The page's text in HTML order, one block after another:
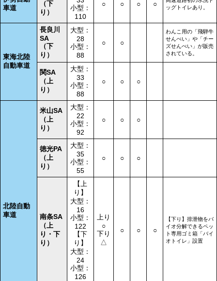
車道
（下
り）
小型：
110
○ ○ ○ ○
ッグトイレあり。
東海北陸
自動車道
長良川
SA
（下
り）
大型：
28
小型：
88
○ ○
わんこ用の「飛騨牛
せんべい」や「チー
ズせんべい」が販売
されている。
関SA
（上
り）
大型：
33
小型：
88
○ ○ ○
北陸自動
車道
米山SA
（上
り）
大型：
22
小型：
92
○ ○ ○
徳光PA
（上
り）
大型：
35
小型：
55
○ ○ ○
南条SA
（上
り・下
り）
【上
り】
大型：
16
小型：
122
【下
り】
大型：
24
小型：
126
上り
○
下り
△
○ ○ ○
【下り】排泄物をバ
イオ分解できるペッ
ト専用ゴミ箱「バイ
オトイレ」設置